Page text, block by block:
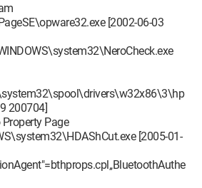
[2002-06-03
200704]
Page
[2005-01-